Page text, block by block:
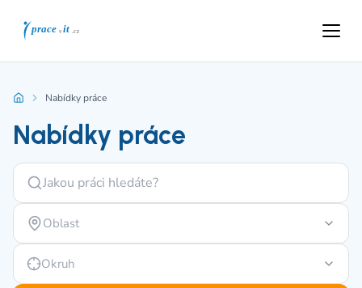
Nabídky práce
Nabídky práce
Oblast
Okruh